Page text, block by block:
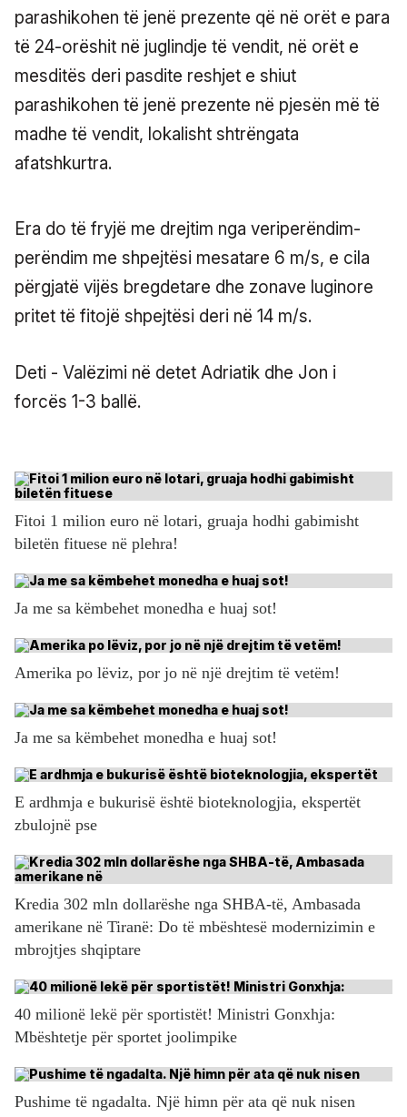
parashikohen të jenë prezente që në orët e para
të 24-orëshit në juglindje të vendit, në orët e
mesditës deri pasdite reshjet e shiut
parashikohen të jenë prezente në pjesën më të
madhe të vendit, lokalisht shtrëngata
afatshkurtra.
Era do të fryjë me drejtim nga veriperëndim-
perëndim me shpejtësi mesatare 6 m/s, e cila
përgjatë vijës bregdetare dhe zonave luginore
pritet të fitojë shpejtësi deri në 14 m/s.
Deti - Valëzimi në detet Adriatik dhe Jon i
forcës 1-3 ballë.
Fitoi 1 milion euro në lotari, gruaja hodhi gabimisht
biletën fituese në plehra!
Ja me sa këmbehet monedha e huaj sot!
Amerika po lëviz, por jo në një drejtim të vetëm!
Ja me sa këmbehet monedha e huaj sot!
E ardhmja e bukurisë është bioteknologjia, ekspertët
zbulojnë pse
Kredia 302 mln dollarëshe nga SHBA-të, Ambasada
amerikane në Tiranë: Do të mbështesë modernizimin e
mbrojtjes shqiptare
40 milionë lekë për sportistët! Ministri Gonxhja:
Mbështetje për sportet joolimpike
Pushime të ngadalta. Një himn për ata që nuk nisen